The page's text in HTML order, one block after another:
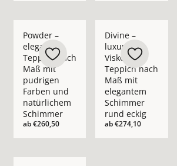
Powder –
eleganter
Teppich nach
Maß mit
pudrigen
Farben und
natürlichem
Schimmer
ab€260,50
Divine –
luxuriöser
Viskose-
Teppich nach
Maß mit
elegantem
Schimmer
rund eckig
ab€274,10